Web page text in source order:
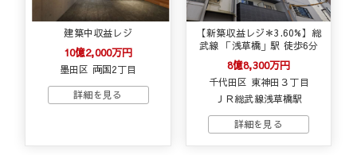
建築中収益レジ
10億2,000万円
墨田区 両国2丁目
【新築収益レジ＊3.60%】総
武線 「浅草橋」駅 徒歩6分
8億8,300万円
千代田区 東神田３丁目
ＪＲ総武線浅草橋駅